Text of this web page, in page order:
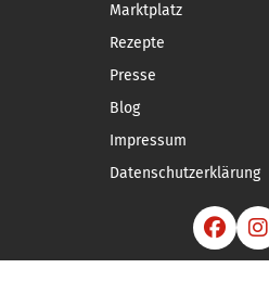
Marktplatz
Rezepte
Presse
Blog
Impressum
Datenschutzerklärung
 